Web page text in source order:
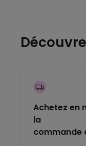
Achetez en
la
commande